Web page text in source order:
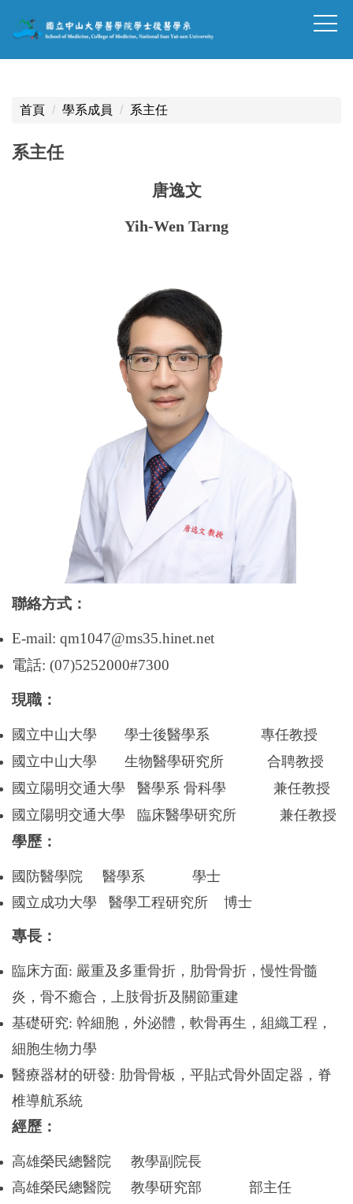
到
塊
首頁 學系成員 系主任
系主任
唐逸文
Yih-Wen Tarng
聯絡方式：
E-mail: qm1047@ms35.hinet.net
電話: (07)5252000#7300
現職：
國立中山大學 學士後醫學系 專任教授
國立中山大學 生物醫學研究所 合聘教授
國立陽明交通大學 醫學系 骨科學 兼任教授
國立陽明交通大學 臨床醫學研究所 兼任教授
學歷：
國防醫學院 醫學系 學士
國立成功大學 醫學工程研究所 博士
專長：
臨床方面: 嚴重及多重骨折，肋骨骨折，慢性骨髓
炎，骨不癒合，上肢骨折及關節重建
基礎研究: 幹細胞，外泌體，軟骨再生，組織工程，
細胞生物力學
醫療器材的研發: 肋骨骨板，平貼式骨外固定器，脊
椎導航系統
經歷：
高雄榮民總醫院 教學副院長
高雄榮民總醫院 教學研究部 部主任